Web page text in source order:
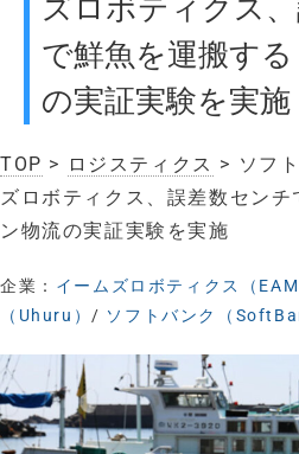
ズロボティクス
で鮮魚を運搬す
の実証実験を実施
TOP > ロジスティクス > ソフ
ズロボティクス、誤差数セン
ン物流の実証実験を実施
企業： イームズロボティクス（
（Uhuru）/ ソフトバンク（